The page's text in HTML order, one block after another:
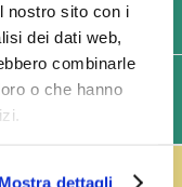
nostro sito con i
dei dati web,
combinarle
o che hanno
Mostra dettagli
ED ECOLOGICI
(GIORNI